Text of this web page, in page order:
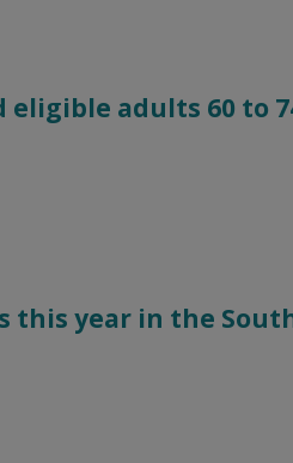
eligible adults 60 to
this year in the